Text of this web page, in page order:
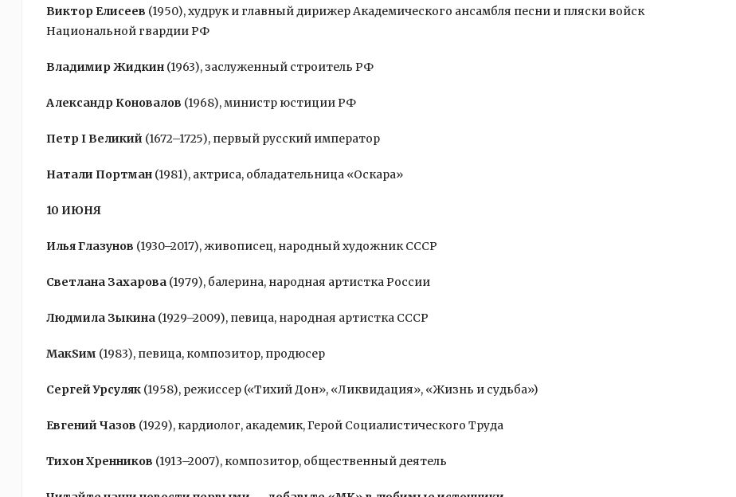
Виктор Елисеев (1950), худрук и главный дирижер Академического ансамбля песни и пляски войск
Национальной гвардии РФ
Владимир Жидкин(1963), заслуженный строитель РФ
Александр Коновалов (1968), министр юстиции РФ
Петр I Великий (1672–1725), первый русский император
Натали Портман(1981), актриса, обладательница «Оскара»
10 ИЮНЯ
Илья Глазунов (1930–2017), живописец, народный художник СССР
Светлана Захарова(1979), балерина, народная артистка России
Людмила Зыкина(1929–2009), певица, народная артистка СССР
МакSим (1983), певица, композитор, продюсер
Сергей Урсуляк(1958), режиссер («Тихий Дон», «Ликвидация», «Жизнь и судьба»)
Евгений Чазов (1929), кардиолог, академик, Герой Социалистического Труда
Тихон Хренников (1913–2007), композитор, общественный деятель